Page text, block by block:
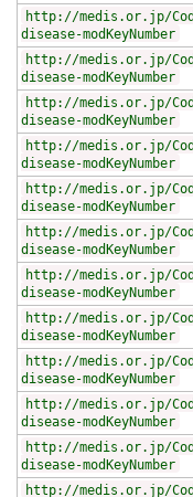
http://medis.or.jp/
disease-modKeyNumber
http://medis.or.jp/
disease-modKeyNumber
http://medis.or.jp/
disease-modKeyNumber
http://medis.or.jp/
disease-modKeyNumber
http://medis.or.jp/
disease-modKeyNumber
http://medis.or.jp/
disease-modKeyNumber
http://medis.or.jp/
disease-modKeyNumber
http://medis.or.jp/
disease-modKeyNumber
http://medis.or.jp/
disease-modKeyNumber
http://medis.or.jp/
disease-modKeyNumber
http://medis.or.jp/
disease-modKeyNumber
http://medis.or.jp/